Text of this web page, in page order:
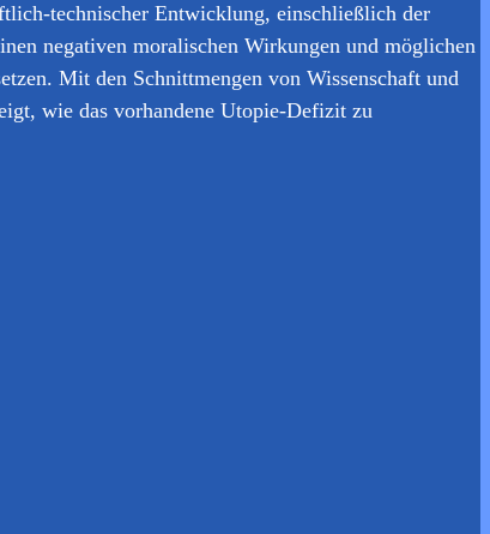
technischer Entwicklung, einschließlich der
negativen moralischen Wirkungen und möglichen
Mit den Schnittmengen von Wissenschaft und
wie das vorhandene Utopie-Defizit zu